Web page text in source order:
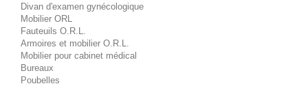
Divan d'examen gynécologique
Mobilier ORL
Fauteuils O.R.L.
Armoires et mobilier O.R.L.
Mobilier pour cabinet médical
Bureaux
Poubelles